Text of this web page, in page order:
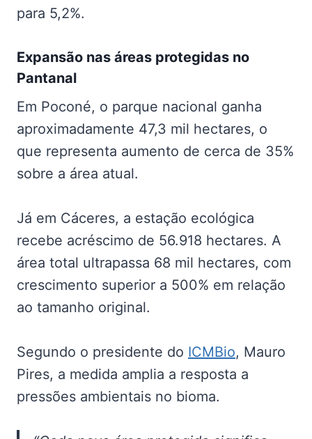
para 5,2%.
Expansão nas áreas protegidas no
Pantanal
Em Poconé, o parque nacional ganha
aproximadamente 47,3 mil hectares, o
que representa aumento de cerca de 35%
sobre a área atual.
Já em Cáceres, a estação ecológica
recebe acréscimo de 56.918 hectares. A
área total ultrapassa 68 mil hectares, com
crescimento superior a 500% em relação
ao tamanho original.
Segundo o presidente do ICMBio, Mauro
Pires, a medida amplia a resposta a
pressões ambientais no bioma.